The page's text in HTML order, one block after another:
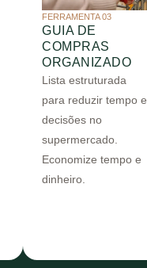
FERRAMENTA 03
GUIA DE
COMPRAS
ORGANIZADO
Lista estruturada
para reduzir tempo e
decisões no
supermercado.
Economize tempo e
dinheiro.